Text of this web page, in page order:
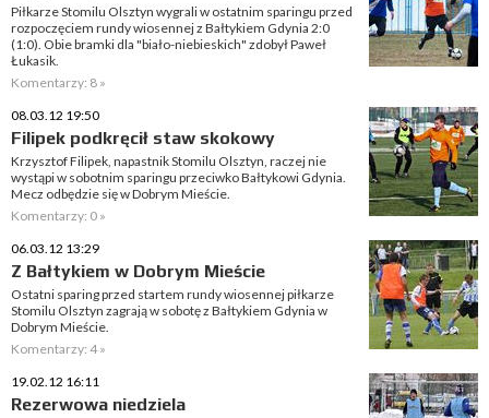
Piłkarze Stomilu Olsztyn wygrali w ostatnim sparingu przed
rozpoczęciem rundy wiosennej z Bałtykiem Gdynia 2:0
(1:0). Obie bramki dla "biało-niebieskich" zdobył Paweł
Łukasik.
Komentarzy: 8 »
08.03.12 19:50
Filipek podkręcił staw skokowy
Krzysztof Filipek, napastnik Stomilu Olsztyn, raczej nie
wystąpi w sobotnim sparingu przeciwko Bałtykowi Gdynia.
Mecz odbędzie się w Dobrym Mieście.
Komentarzy: 0 »
06.03.12 13:29
Z Bałtykiem w Dobrym Mieście
Ostatni sparing przed startem rundy wiosennej piłkarze
Stomilu Olsztyn zagrają w sobotę z Bałtykiem Gdynia w
Dobrym Mieście.
Komentarzy: 4 »
19.02.12 16:11
Rezerwowa niedziela